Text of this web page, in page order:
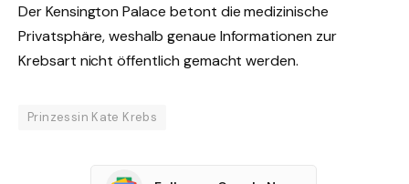
Der Kensington Palace betont die medizinische
Privatsphäre, weshalb genaue Informationen zur
Krebsart nicht öffentlich gemacht werden.
Prinzessin Kate Krebs